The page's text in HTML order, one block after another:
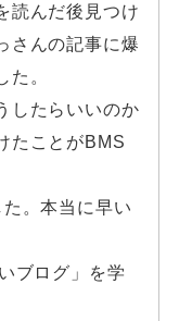
読んだ後見つけ
さんの記事に爆
た。
したらいいのか
たことがBMS
。本当に早い
ブログ」を学